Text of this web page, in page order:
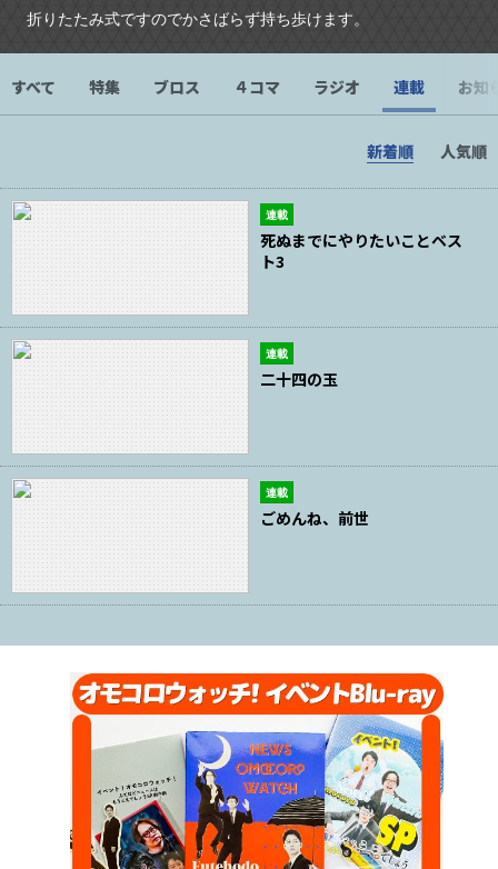
折りたたみ式ですのでかさばらず持ち歩けます。
すべて 特集 ブロス ４コマ ラジオ 連載 お知
新着順 人気順
連載
死ぬまでにやりたいことベス
ト3
連載
二十四の玉
連載
ごめんね、前世